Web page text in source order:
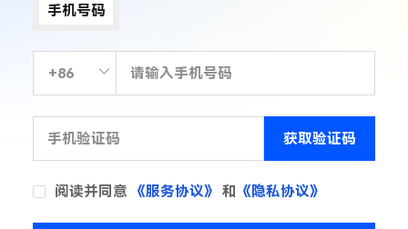
手机号码
获取验证码
阅读并同意 《服务协议》 和 《隐私协议》